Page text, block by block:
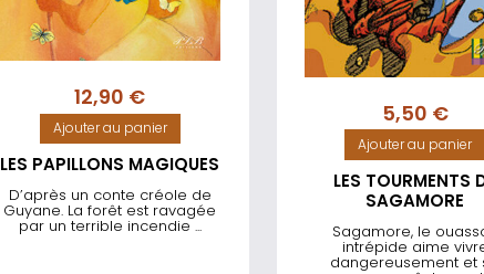
12,90 €
Ajouter au panier
LES PAPILLONS MAGIQUES
D’après un conte créole de
Guyane. La forêt est ravagée
par un terrible incendie ...
5,50 €
Ajouter au panier
LES TOURMENTS
SAGAMORE
Sagamore, le
intrépide aime
dangereusement et